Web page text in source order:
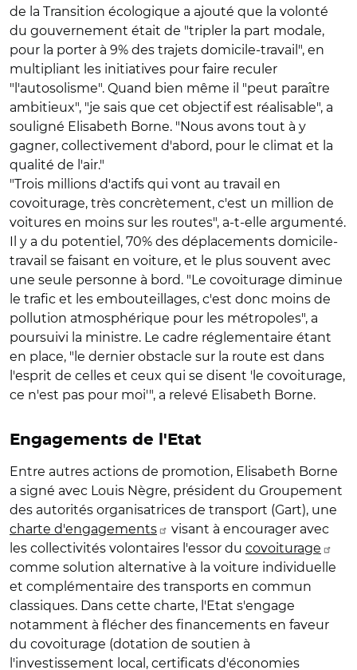
de la Transition écologique a ajouté que la volonté
du gouvernement était de "tripler la part modale,
pour la porter à 9% des trajets domicile-travail", en
multipliant les initiatives pour faire reculer
"l'autosolisme". Quand bien même il "peut paraître
ambitieux", "je sais que cet objectif est réalisable", a
souligné Elisabeth Borne. "Nous avons tout à y
gagner, collectivement d'abord, pour le climat et la
qualité de l'air."
"Trois millions d'actifs qui vont au travail en
covoiturage, très concrètement, c'est un million de
voitures en moins sur les routes", a-t-elle argumenté.
Il y a du potentiel, 70% des déplacements domicile-
travail se faisant en voiture, et le plus souvent avec
une seule personne à bord. "Le covoiturage diminue
le trafic et les embouteillages, c'est donc moins de
pollution atmosphérique pour les métropoles", a
poursuivi la ministre. Le cadre réglementaire étant
en place, "le dernier obstacle sur la route est dans
l'esprit de celles et ceux qui se disent 'le covoiturage,
ce n'est pas pour moi'", a relevé Elisabeth Borne.
Engagements de l'Etat
Entre autres actions de promotion, Elisabeth Borne
a signé avec Louis Nègre, président du Groupement
des autorités organisatrices de transport (Gart), une
charte d'engagements
visant à encourager avec
les collectivités volontaires l'essor du covoiturage
comme solution alternative à la voiture individuelle
et complémentaire des transports en commun
classiques. Dans cette charte, l'Etat s'engage
notamment à flécher des financements en faveur
du covoiturage (dotation de soutien à
l'investissement local, certificats d'économies